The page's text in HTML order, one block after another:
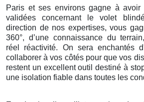
Paris et ses environs gagne à avoir
validées concernant le volet
direction de nos expertises, vous
360°, d’une connaissance du
réel réactivité. On sera enchantés
collaborer à vos côtés pour que vos
restent un excellent outil destiné à
une isolation fiable dans toutes les